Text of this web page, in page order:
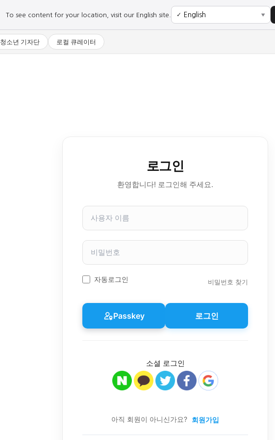
To see content for your location, visit our English site. ✓ ▼
청소년 기자단 로컬 큐레이터
로그인
환영합니다! 로그인해 주세요.
사
자
이
비
번
호
자동로그인 비밀번호 찾기
Passkey 로그인
소셜 로그인
아직 회원이 아니신가요? 회원가입